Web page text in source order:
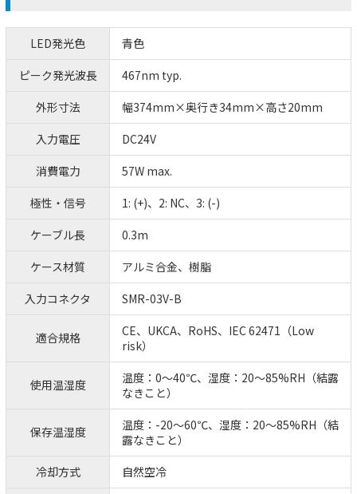
LED発光色
青色
ピーク発光波長
467nm typ.
外形寸法
幅374mm×奥行き34mm×高さ20mm
入力電圧
DC24V
消費電力
57W max.
極性・信号
1: (+)、2: NC、3: (-)
ケーブル長
0.3m
ケース材質
アルミ合金、樹脂
入力コネクタ
SMR-03V-B
適合規格
CE、UKCA、RoHS、IEC 62471（Low
risk）
使用温湿度
温度：0～40℃、湿度：20～85%RH（結露
なきこと）
保存温湿度
温度：-20～60℃、湿度：20～85%RH（結
露なきこと）
冷却方式
自然空冷